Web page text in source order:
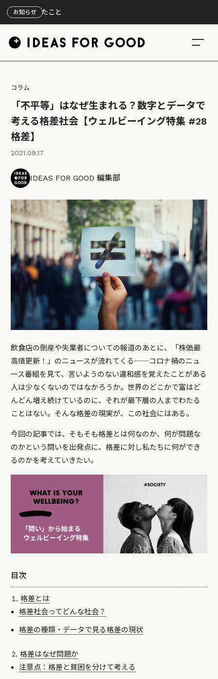
お知らせ
コラム
「不平等」はなぜ生まれる？数字とデータで
考える格差社会【ウェルビーイング特集 #28
格差】
2021.09.17
IDEAS FOR GOOD 編集部
飲食店の倒産や失業者についての報道のあとに、「株価最
高値更新！」のニュースが流れてくる──コロナ禍のニュ
ース番組を見て、言いようのない違和感を覚えたことがある
人は少なくないのではなかろうか。世界のどこかで富はど
んどん増え続けているのに、それが最下層の人までわたる
ことはない。そんな格差の現実が、この社会にはある。
今回の記事では、そもそも格差とは何なのか、何が問題な
のかという問いを出発点に、格差に対し私たちに何ができ
るのかを考えていきたい。
目次
格差とは
格差社会ってどんな社会？
格差の種類・データで見る格差の現状
格差はなぜ問題か
注意点：格差と貧困を分けて考える